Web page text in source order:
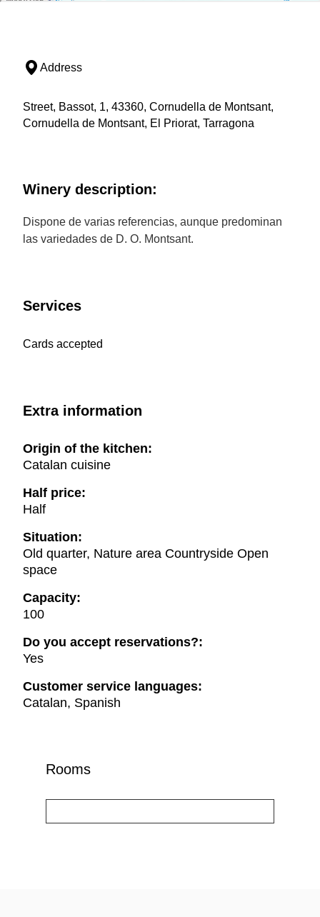
Address
Street, Bassot, 1, 43360, Cornudella de Montsant,
Cornudella de Montsant, El Priorat, Tarragona
Winery description:
Dispone de varias referencias, aunque predominan
las variedades de D. O. Montsant.
Services
Cards accepted
Extra information
Origin of the kitchen:
Catalan cuisine
Half price:
Half
Situation:
Old quarter, Nature area Countryside Open
space
Capacity:
100
Do you accept reservations?:
Yes
Customer service languages:
Catalan, Spanish
Rooms